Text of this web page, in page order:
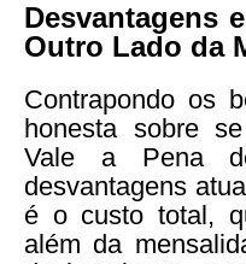
Desvantagens
Outro Lado da
Contrapondo os
honesta sobre
Vale a Pena
desvantagens
é o custo total,
além da